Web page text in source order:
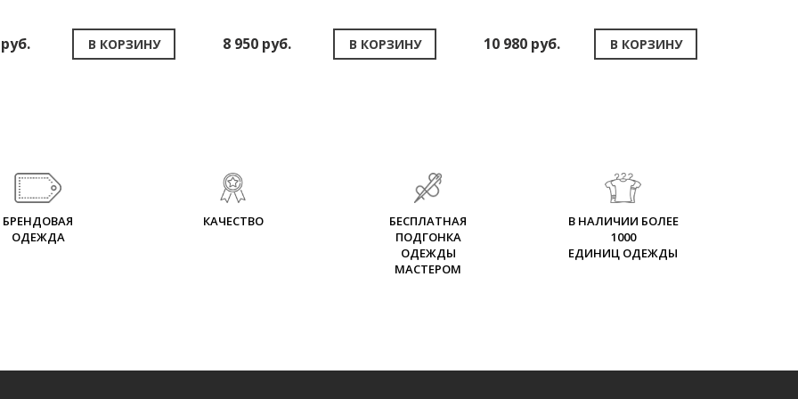
В КОРЗИНУ 8 950 руб. В КОРЗИНУ 10 980 руб. В КОРЗИНУ
БРЕНДОВАЯ
ОДЕЖДА
КАЧЕСТВО
БЕСПЛАТНАЯ
ПОДГОНКА
ОДЕЖДЫ
МАСТЕРОМ
В НАЛИЧИИ БОЛЕЕ
1000
ЕДИНИЦ ОДЕЖДЫ